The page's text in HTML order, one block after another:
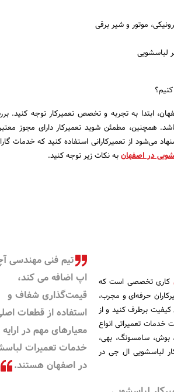
موتور و شیر برقی
لباسشویی
ابتدا به تجربه و تخصص تعمیرکار توجه کنید.
همچنین، مطمئن شوید تعمیرکار دارای مجوز
از تعمیرکارانی استفاده کنید که خدمات
در اصفهانبه نکات زیر توجه کنید.
تیم فنی مهندسی
اپ اضافه می کند،
قیمت‌گذاری شفاف و
استفاده از قطعات
معیارهای مهم در ارایه
خدمات تعمیرات
در اصفهان هستند.
کاری تخصصی است که
حرفه‌ای و مجرب،
برطرف کنید و از
خدمات تعمیراتی انواع
بوش، سامسونگ، بهی،
لباسشویی ال جی در